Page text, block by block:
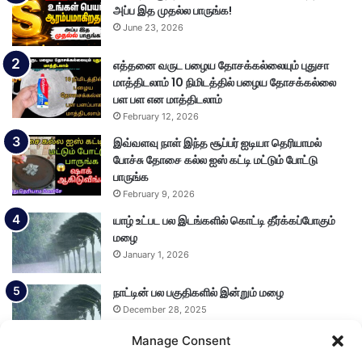
Manage Consent
அப்ப இத முதல்ல பாருங்க!
June 23, 2026
எத்தனை வருட பழைய தோசக்கல்லையும் புதுசா
மாத்திடலாம் 10 நிமிடத்தில் பழைய தோசக்கல்லை
பள பள என மாத்திடலாம்
February 12, 2026
இவ்வளவு நாள் இந்த சூப்பர் ஐடியா தெரியாமல்
போச்சு தோசை கல்ல ஐஸ் கட்டி மட்டும் போட்டு
பாருங்க
February 9, 2026
யாழ் உட்பட பல இடங்களில் கொட்டி தீர்க்கப்போகும்
மழை
January 1, 2026
நாட்டின் பல பகுதிகளில் இன்றும் மழை
December 28, 2025